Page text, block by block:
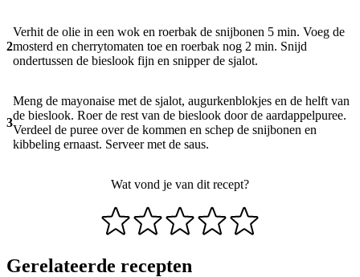
2
Verhit de olie in een wok en roerbak de snijbonen 5 min. Voeg de
mosterd en cherrytomaten toe en roerbak nog 2 min. Snijd
ondertussen de bieslook fijn en snipper de sjalot.
3
Meng de mayonaise met de sjalot, augurkenblokjes en de helft van
de bieslook. Roer de rest van de bieslook door de aardappelpuree.
Verdeel de puree over de kommen en schep de snijbonen en
kibbeling ernaast. Serveer met de saus.
Wat vond je van dit recept?
Gerelateerde recepten